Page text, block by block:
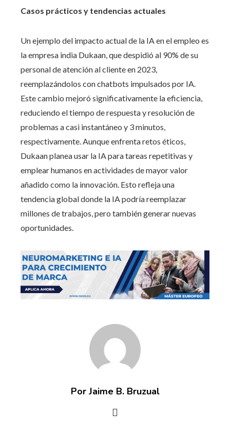
Casos prácticos y tendencias actuales
Un ejemplo del impacto actual de la IA en el empleo es
la empresa india Dukaan, que despidió al 90% de su
personal de atención al cliente en 2023,
reemplazándolos con chatbots impulsados por IA.
Este cambio mejoró significativamente la eficiencia,
reduciendo el tiempo de respuesta y resolución de
problemas a casi instantáneo y 3 minutos,
respectivamente. Aunque enfrenta retos éticos,
Dukaan planea usar la IA para tareas repetitivas y
emplear humanos en actividades de mayor valor
añadido como la innovación. Esto refleja una
tendencia global donde la IA podría reemplazar
millones de trabajos, pero también generar nuevas
oportunidades.
Por Jaime B. Bruzual